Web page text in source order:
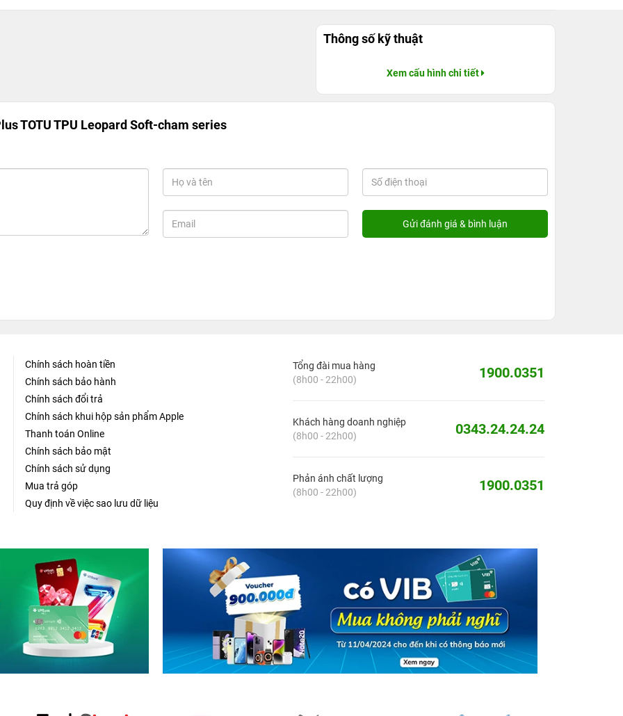
Thông số kỹ thuật
Xem cấu hình chi tiết
TOTU TPU Leopard Soft-cham series
Chính sách hoàn tiền
Chính sách bảo hành
Chính sách đổi trả
Chính sách khui hộp sản phẩm Apple
Thanh toán Online
Chính sách bảo mật
Chính sách sử dụng
Mua trả góp
Quy định về việc sao lưu dữ liệu
Tổng đài mua hàng
(8h00 - 22h00)
1900.0351
Khách hàng doanh nghiệp
(8h00 - 22h00)
0343.24.24.24
Phản ánh chất lượng
(8h00 - 22h00)
1900.0351